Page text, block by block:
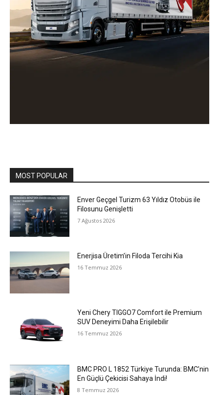
MOST POPULAR
Enver Geçgel Turizm 63 Yıldız Otobüs ile
Filosunu Genişletti
7 Ağustos 2026
Enerjisa Üretim’in Filoda Tercihi Kia
16 Temmuz 2026
Yeni Chery TIGGO7 Comfort ile Premium
SUV Deneyimi Daha Erişilebilir
16 Temmuz 2026
BMC PRO L 1852 Türkiye Turunda: BMC’nin
En Güçlü Çekicisi Sahaya İndi!
8 Temmuz 2026